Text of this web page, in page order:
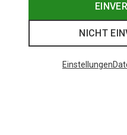
NICHT
Einstellungen